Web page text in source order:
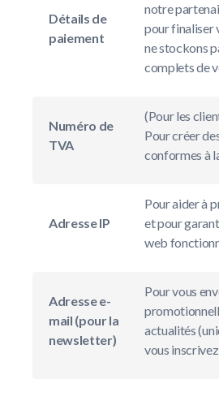
Détails de
paiement
notre
pour finaliser
ne stockons
complets de
Numéro de
TVA
(Pour les
Pour créer
conformes à
Adresse IP
Pour aider à
et pour
web
Adresse e-
mail (pour la
newsletter)
Pour vous
actualités
vous